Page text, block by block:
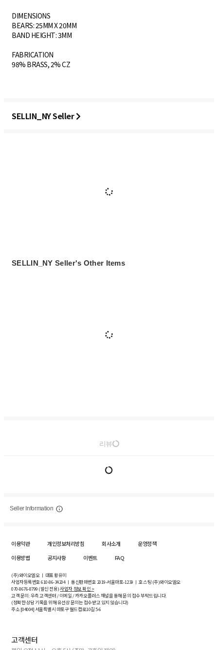
DIMENSIONS
BEARS: 25MM X 20MM
BAND HEIGHT: 3MM
FABRICATION
98% BRASS, 2% CZ
SELLIN_NY Seller
SELLIN_NY Seller's Other Items
리뷰
Seller Information
이용약관 개인정보처리방침 회사소개
운영정책
이용방법
공지사항 이벤트 FAQ
(주)와이오엘오 ㅣ 대표 황유미
사업자등록번호610-86-34204ㅣ 통신판매번호 2019-서울마포-1239 ㅣ 호스팅 (주)와이오엘오
070-8676-8799 (발신 전용)사업자 정보 확인 >
고객 문의: 우측 고객센터 / 이메일 / 카카오플러스 채널을 통해 문의 접수 부탁드립니다.
(정확한 상담 기록을 위해 유선상 문의는 접수받고 있지 않습니다)
주소 [04004] 서울특별시 마포구 월드컵로10길5-6
고객센터